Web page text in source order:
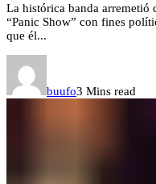
La histórica banda arremetió
“Panic Show” con fines
que él...
buufo3 Mins read